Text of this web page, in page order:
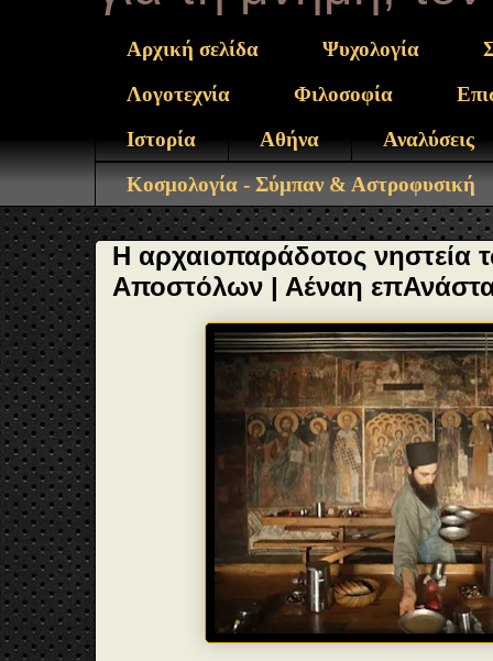
Αρχική σελίδα Ψυχολογία
Λογοτεχνία
Φιλοσοφία
Ιστορία
Αθήνα
Αναλύσεις
Κοσμολογία - Σύμπαν & Αστροφυσική
Η αρχαιοπαράδοτος νηστεία
Αποστόλων | Αέναη